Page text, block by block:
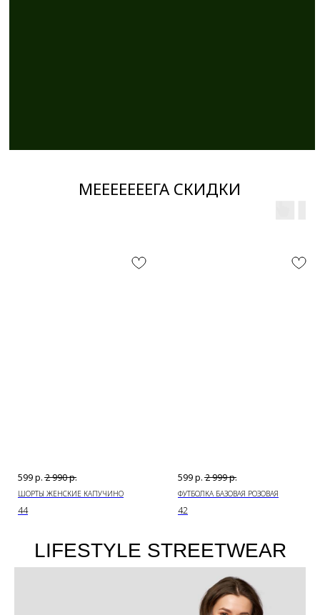
599р. 2 990р.
ШОРТЫ ЖЕНСКИЕ КАПУЧИНО
44
599р. 2 999р.
ФУТБОЛКА БАЗОВАЯ РОЗОВАЯ
42
LIFESTYLE STREETWEAR